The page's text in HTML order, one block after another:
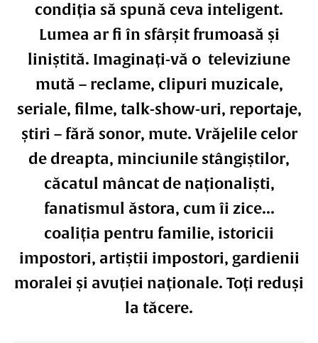
condiția să spună ceva inteligent.
Lumea ar fi în sfârșit frumoasă și
liniștită. Imaginați-vă o televiziune
mută – reclame, clipuri muzicale,
seriale, filme, talk-show-uri, reportaje,
știri – fără sonor, mute. Vrăjelile celor
de dreapta, minciunile stângiștilor,
căcatul mâncat de naționaliști,
fanatismul ăstora, cum îi zice...
coaliția pentru familie, istoricii
impostori, artiștii impostori, gardienii
moralei și avuției naționale. Toți reduși
la tăcere.